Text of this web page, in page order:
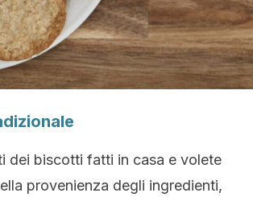
dei biscotti fatti in casa e volete
provenienza degli ingredienti,